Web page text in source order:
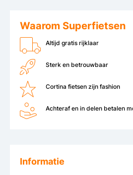
Waarom Superfietsen
Altijd gratis rijklaar
Sterk en betrouwbaar
Cortina fietsen zijn fashion
Achteraf en in delen betalen
Informatie